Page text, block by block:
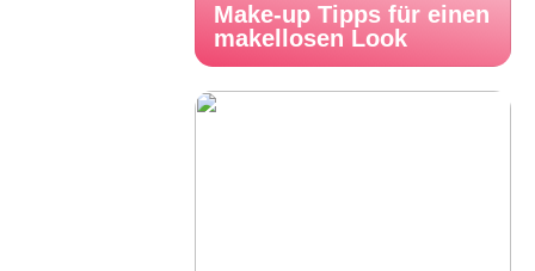
Make-up Tipps für einen
makellosen Look